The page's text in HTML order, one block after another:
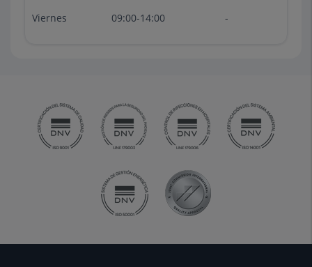
Viernes 09:00-14:00 -